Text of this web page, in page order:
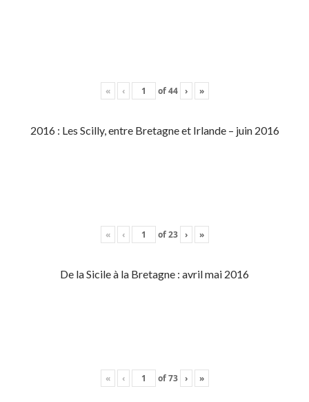
« ‹ of44 › »
2016 : Les Scilly, entre Bretagne et Irlande – juin 2016
« ‹ of23 › »
De la Sicile à la Bretagne : avril mai 2016
« ‹ of73 › »